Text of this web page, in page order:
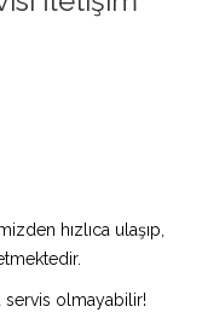
hızlıca ulaşıp,
servis olmayabilir!